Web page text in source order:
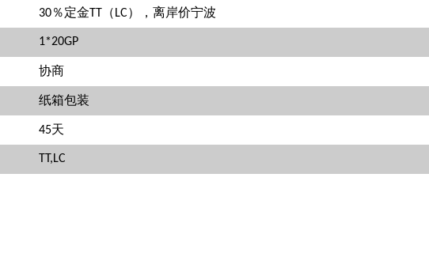
30％定金TT（LC），离岸价宁波
1*20GP
协商
纸箱包装
45天
TT,LC